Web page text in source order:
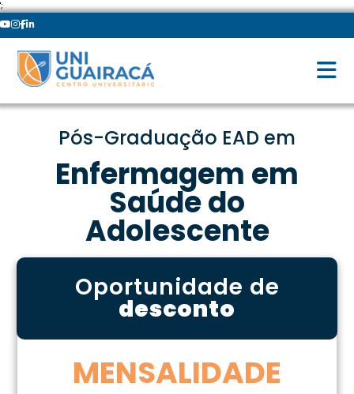
';
Pós-Graduação EAD em
Enfermagem em
Saúde do
Adolescente
Oportunidade de
desconto
MENSALIDADE